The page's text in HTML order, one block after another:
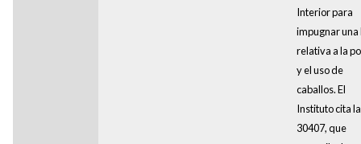
Interior para
impugnar una
relativa a la
y el uso de
caballos. El
Instituto cita
30407, que